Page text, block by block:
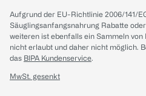
Aufgrund der EU-Richtlinie 2006/141/
Säuglingsanfangsnahrung Rabatte
weiteren ist ebenfalls ein Sammeln
nicht erlaubt und daher nicht möglich.
das BIPA Kundenservice.
MwSt. gesenkt